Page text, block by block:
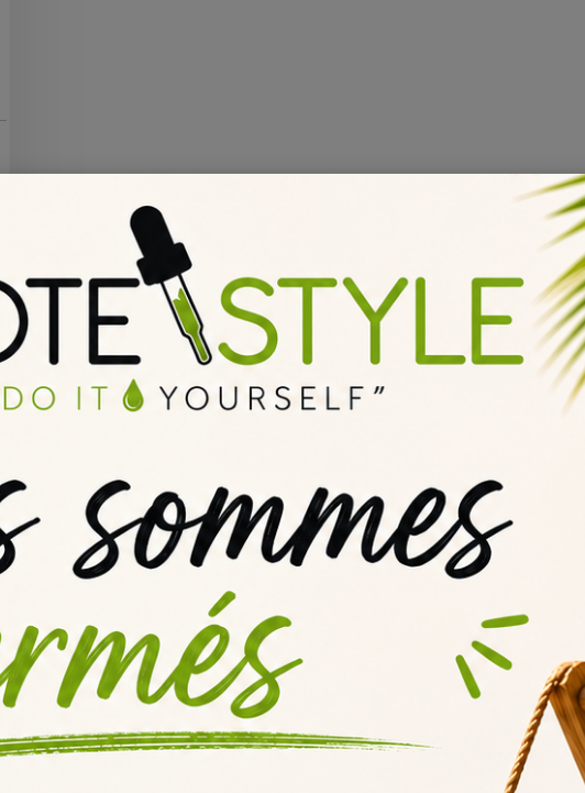
Guide Ultime pour les Vapoteurs DIY
e-liquides ? Vous recherchez une expérience gustative unique et
Dans cet article, nous vous guiderons à travers tous les aspects de ce
de Référence en Matière de E-
dans l'industrie de la vape. Spécialisée dans les e-liquides pour cigarettes
Et parmi ses meilleurs produits se trouve le fameux Goose Juice, un
Custard d'Exception
simple e-liquide custard. C'est une véritable expérience gustative qui vous
de notes vanillées, sublimées par une légère touche poivrée en arrière-
intense.